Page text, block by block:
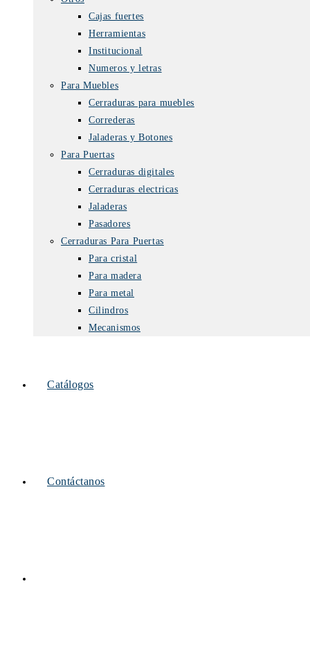
Cajas fuertes
Herramientas
Institucional
Numeros y letras
Para Muebles
Cerraduras para muebles
Correderas
Jaladeras y Botones
Para Puertas
Cerraduras digitales
Cerraduras electricas
Jaladeras
Pasadores
Cerraduras Para Puertas
Para cristal
Para madera
Para metal
Cilindros
Mecanismos
Catálogos
Contáctanos